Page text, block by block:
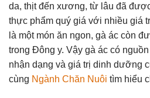
da, thịt đến xương, từ lâu đã
thực phẩm quý giá với nhiều giá
là một món ăn ngon, gà ác còn
trong Đông y. Vậy gà ác có
nhận dạng và giá trị dinh dưỡng
cùng Ngành Chăn Nuôi tìm hiểu